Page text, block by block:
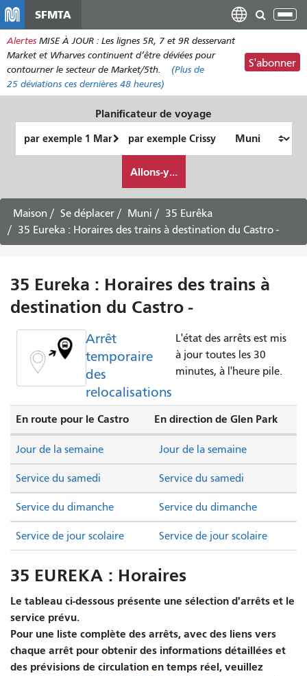
contenu
principal
SFMTA
Alertes MISE À JOUR : Les lignes 5R, 7 et 9R desservant
Market et Wharves continuent d’être déviées pour
contourner le secteur de Market/5th.
(Plus de
25 déviations ces dernières 48 heures)
S'abonner
Planificateur de voyage
de
final
je
veux
voyager
Allons-y...
Maison Se déplacer Muni
35 Eurêka
35 Eureka : Horaires des trains à destination du Castro -
35 Eureka : Horaires des trains à
destination du Castro -
Arrêt
temporaire
des
relocalisations
L'état des arrêts est mis
à jour toutes les 30
minutes, à l'heure pile.
En route pour le Castro En direction de Glen Park
Service du samedi Service du samedi
Service du dimanche Service du dimanche
Jour de la semaine Jour de la semaine
Service de jour scolaire Service de jour scolaire
35 EUREKA : Horaires
Le tableau ci-dessous présente une sélection d'arrêts et le
service prévu.
Pour une liste complète des arrêts, avec des liens vers
chaque arrêt pour obtenir des informations détaillées et
des prévisions de circulation en temps réel, veuillez